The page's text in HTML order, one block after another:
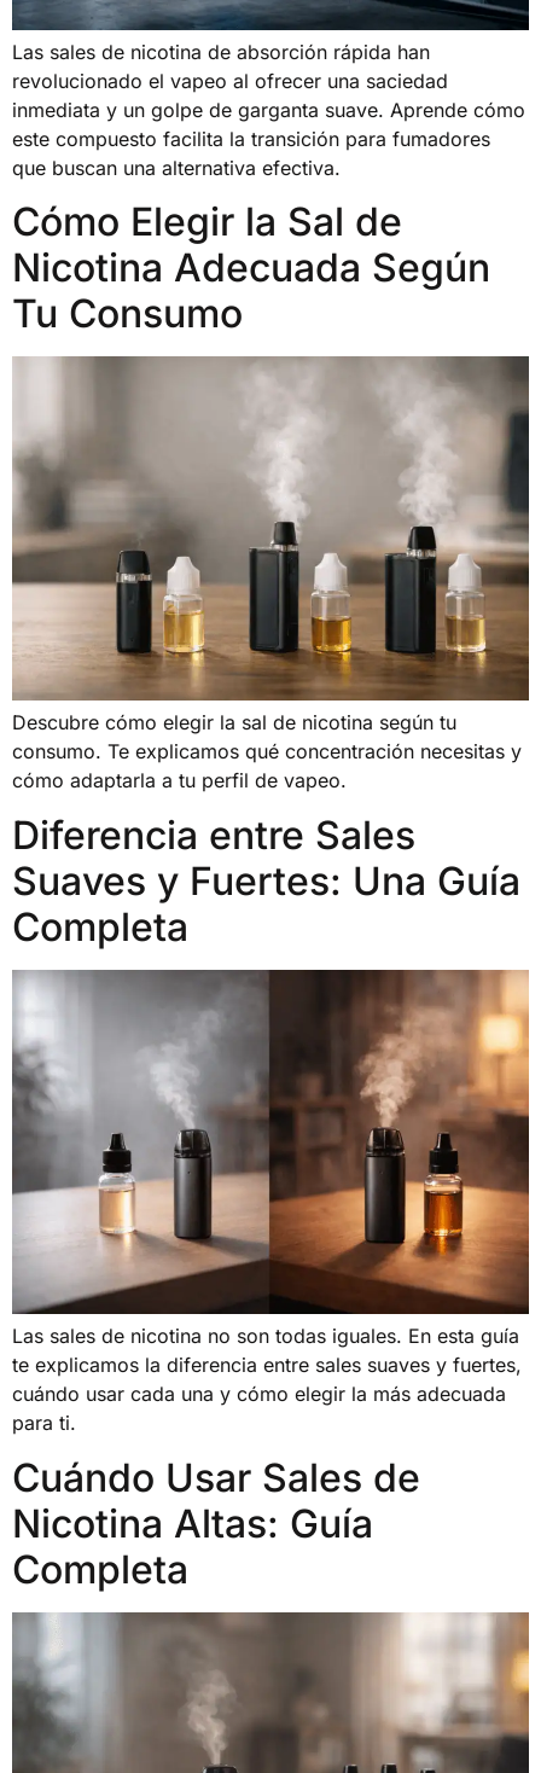
Las sales de nicotina de absorción rápida han
revolucionado el vapeo al ofrecer una saciedad
inmediata y un golpe de garganta suave. Aprende cómo
este compuesto facilita la transición para fumadores
que buscan una alternativa efectiva.
Cómo Elegir la Sal de
Nicotina Adecuada Según
Tu Consumo
Descubre cómo elegir la sal de nicotina según tu
consumo. Te explicamos qué concentración necesitas y
cómo adaptarla a tu perfil de vapeo.
Diferencia entre Sales
Suaves y Fuertes: Una Guía
Completa
Las sales de nicotina no son todas iguales. En esta guía
te explicamos la diferencia entre sales suaves y fuertes,
cuándo usar cada una y cómo elegir la más adecuada
para ti.
Cuándo Usar Sales de
Nicotina Altas: Guía
Completa